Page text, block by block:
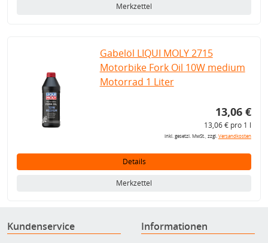
Merkzettel
Gabelöl LIQUI MOLY 2715
Motorbike Fork Oil 10W medium
Motorrad 1 Liter
13,06 €
13,06 € pro 1 l
inkl. gesetzl. MwSt., zzgl.Versandkosten
Details
Merkzettel
Kundenservice Informationen